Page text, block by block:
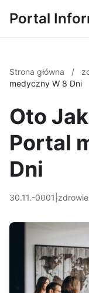
Portal
Strona główna /
medyczny W 8 Dni
Oto
Portal
Dni
30.11.-0001